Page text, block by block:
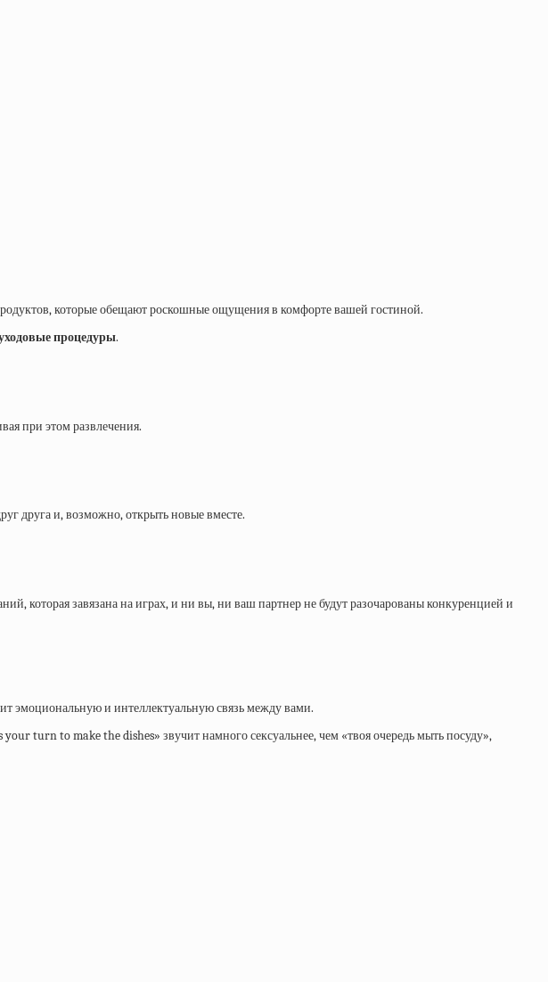
которые обещают роскошные ощущения в комфорте вашей гостиной.
процедуры.
при этом развлечения.
друга и, возможно, открыть новые вместе.
которая завязана на играх, и ни вы, ни ваш партнер не будут разочарованы конкуренцией и
эмоциональную и интеллектуальную связь между вами.
turn to make the dishes» звучит намного сексуальнее, чем «твоя очередь мыть посуду»,